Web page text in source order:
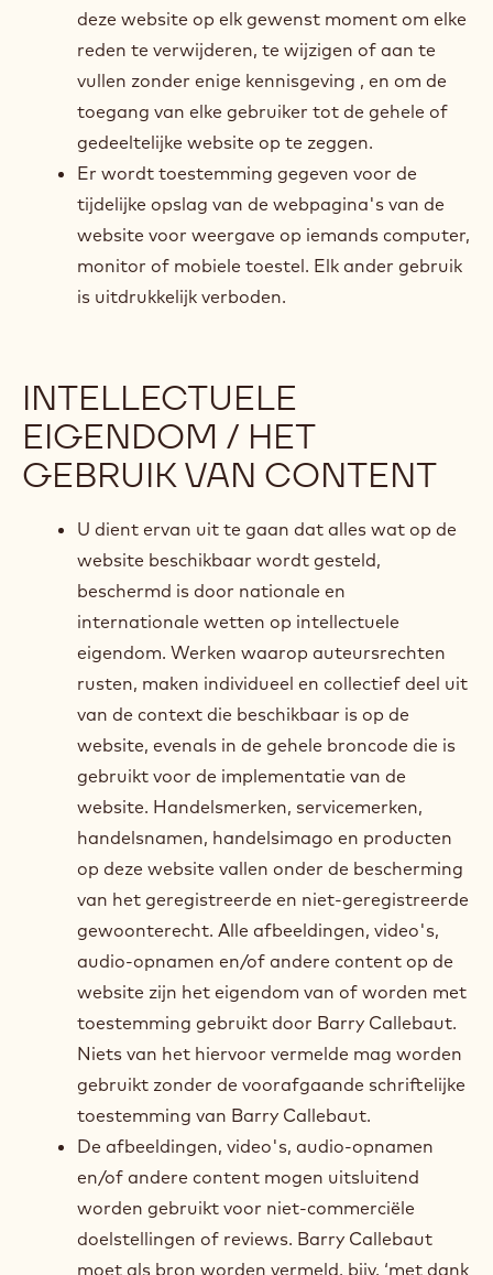
deze website op elk gewenst moment om elke
reden te verwijderen, te wijzigen of aan te
vullen zonder enige kennisgeving , en om de
toegang van elke gebruiker tot de gehele of
gedeeltelijke website op te zeggen.
Er wordt toestemming gegeven voor de
tijdelijke opslag van de webpagina's van de
website voor weergave op iemands computer,
monitor of mobiele toestel. Elk ander gebruik
is uitdrukkelijk verboden.
INTELLECTUELE
EIGENDOM / HET
GEBRUIK VAN CONTENT
U dient ervan uit te gaan dat alles wat op de
website beschikbaar wordt gesteld,
beschermd is door nationale en
internationale wetten op intellectuele
eigendom. Werken waarop auteursrechten
rusten, maken individueel en collectief deel uit
van de context die beschikbaar is op de
website, evenals in de gehele broncode die is
gebruikt voor de implementatie van de
website. Handelsmerken, servicemerken,
handelsnamen, handelsimago en producten
op deze website vallen onder de bescherming
van het geregistreerde en niet-geregistreerde
gewoonterecht. Alle afbeeldingen, video's,
audio-opnamen en/of andere content op de
website zijn het eigendom van of worden met
toestemming gebruikt door Barry Callebaut.
Niets van het hiervoor vermelde mag worden
gebruikt zonder de voorafgaande schriftelijke
toestemming van Barry Callebaut.
De afbeeldingen, video's, audio-opnamen
en/of andere content mogen uitsluitend
worden gebruikt voor niet-commerciële
doelstellingen of reviews. Barry Callebaut
moet als bron worden vermeld, bijv. ‘met dank